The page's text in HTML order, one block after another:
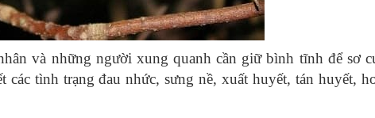
và những người xung quanh cần giữ bình tĩnh để sơ
các tình trạng đau nhức, sưng nề, xuất huyết, tán huyết,